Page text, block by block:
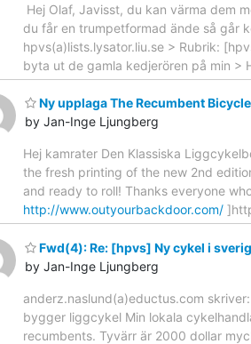
Hej Olaf, Javisst, du kan värma dem
du får en trumpetformad ände så går
hpvs(a)lists.lysator.liu.se > Rubrik:
byta ut de gamla kedjerören på min >
Ny upplaga The Recumbent Bicycle
by Jan-Inge Ljungberg
Hej kamrater Den Klassiska
the fresh printing of the new 2nd
and ready to roll! Thanks everyone
http://www.outyourbackdoor.com/
Fwd(4): Re: [hpvs] Ny cykel i
by Jan-Inge Ljungberg
anderz.naslund(a)eductus.com skriver:
bygger liggcykel Min lokala
recumbents. Tyvärr är 2000 dollar